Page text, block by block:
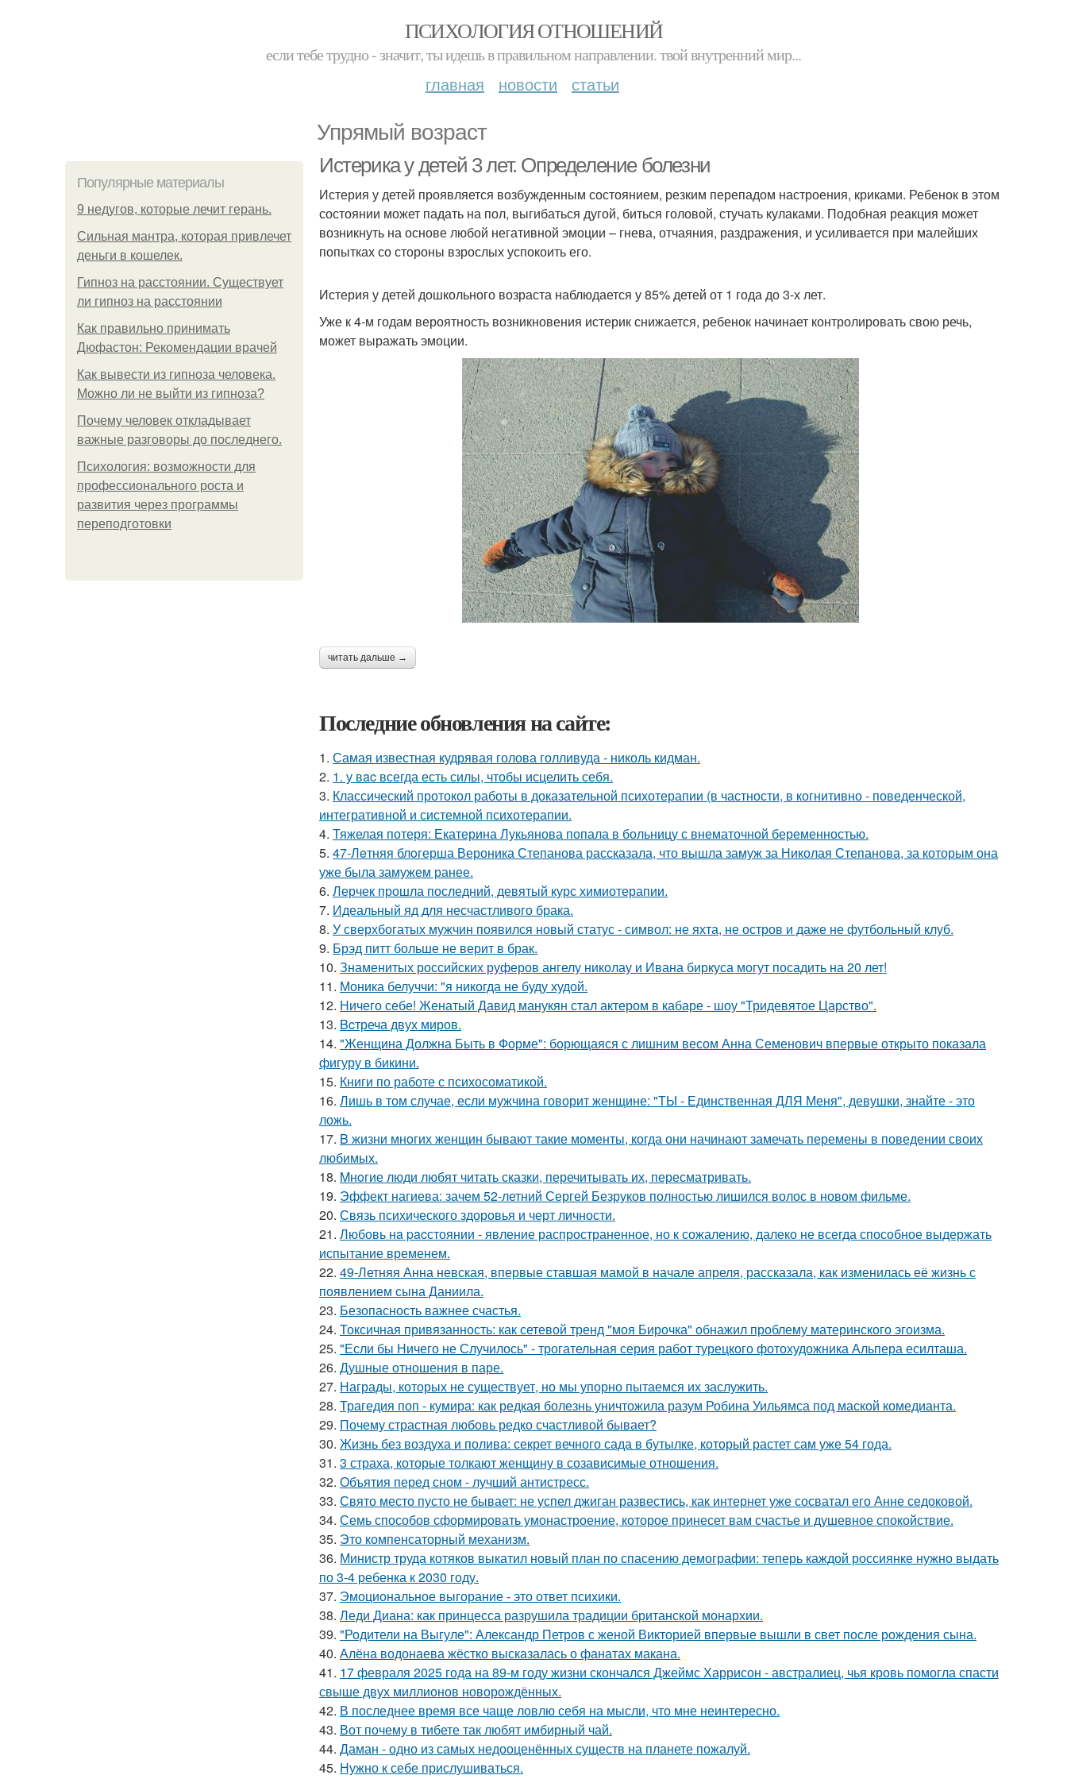
ПСИХОЛОГИЯ ОТНОШЕНИЙ
если тебе трудно - значит, ты идешь в правильном направлении. твой внутренний мир...
главная новости статьи
Упрямый возраст
Популярные материалы
9 недугов, которые лечит герань.
Сильная мантра, которая привлечет
деньги в кошелек.
Гипноз на расстоянии. Существует
ли гипноз на расстоянии
Как правильно принимать
Дюфастон: Рекомендации врачей
Как вывести из гипноза человека.
Можно ли не выйти из гипноза?
Почему человек откладывает
важные разговоры до последнего.
Психология: возможности для
профессионального роста и
развития через программы
переподготовки
Истерика у детей 3 лет. Определение болезни
Истерия у детей проявляется возбужденным состоянием, резким перепадом настроения, криками. Ребенок в этом
состоянии может падать на пол, выгибаться дугой, биться головой, стучать кулаками. Подобная реакция может
возникнуть на основе любой негативной эмоции – гнева, отчаяния, раздражения, и усиливается при малейших
попытках со стороны взрослых успокоить его.
Истерия у детей дошкольного возраста наблюдается у 85% детей от 1 года до 3-х лет.
Уже к 4-м годам вероятность возникновения истерик снижается, ребенок начинает контролировать свою речь,
может выражать эмоции.
читать дальше →
Последние обновления на сайте:
1. Самая известная кудрявая голова голливуда - николь кидман.
2. 1. у вac всегда есть силы, чтобы исцелить себя.
3. Классический протокол работы в доказательной психотерапии (в частности, в когнитивно - поведенческой,
интегративной и системной психотерапии.
4. Тяжелая потеря: Екатерина Лукьянова попала в больницу с внематочной беременностью.
5. 47-Лeтняя блoгерша Вероника Степанова рассказала, что вышла замуж за Николая Степанова, за которым она
уже была замужем ранее.
6. Лерчек прошла последний, девятый курс химиотерапии.
7. Идеальный яд для несчастливого брака.
8. У сверхбогатых мужчин появился новый статус - символ: не яхта, не остров и даже не футбольный клуб.
9. Брэд питт больше не верит в брак.
10. Знаменитых российских руферов ангелу николау и Ивана биркуса могут посадить на 20 лет!
11. Моника белуччи: "я никогда не буду худой.
12. Ничего себе! Женатый Давид манукян стал актером в кабаре - шоу "Тридевятое Царство".
13. Bcтреча двух миров.
14. "Женщина Должна Быть в Форме": борющаяся с лишним весом Анна Семенович впервые открыто показала
фигуру в бикини.
15. Книги по работе с психосоматикой.
16. Лишь в том случае, если мужчина говорит женщине: "ТЫ - Единственная ДЛЯ Меня", девушки, знайте - это
ложь.
17. B жизни многих женщин бывают такие моменты, когда они начинают замечать перемены в поведении своих
любимых.
18. Mнoгие люди любят читать сказки, перечитывать их, пересматривать.
19. Эффект нагиева: зачем 52-летний Сергей Безруков полностью лишился волос в новом фильме.
20. Связь психического здоровья и черт личности.
21. Любовь нa pacстоянии - явление распространенное, но к сожалению, далеко не всегда способное выдержать
испытание временем.
22. 49-Летняя Анна невская, впервые ставшая мамой в начале апреля, рассказала, как изменилась её жизнь с
появлением сына Даниила.
23. Безопасность важнее счастья.
24. Токсичная привязанность: как сетевой тренд "моя Бирочка" обнажил проблему материнского эгоизма.
25. "Если бы Ничего не Случилось" - трогательная серия работ турецкого фотохудожника Альпера есилташа.
26. Душные отношения в паре.
27. Награды, которых не существует, но мы упорно пытаемся их заслужить.
28. Трагедия поп - кумира: как редкая болезнь уничтожила разум Робина Уильямса под маской комедианта.
29. Почему страстная любовь редко счастливой бывает?
30. Жизнь без воздуха и полива: секрет вечного сада в бутылке, который растет сам уже 54 года.
31. 3 страха, которые толкают женщину в созависимые отношения.
32. Объятия перед сном - лучший антистресс.
33. Свято место пусто не бывает: не успел джиган развестись, как интернет уже сосватал его Анне седоковой.
34. Семь способов сформировать умонастроение, которое принесет вам счастье и душевное спокойствие.
35. Это компенсаторный механизм.
36. Министр труда котяков выкатил новый план по спасению демографии: теперь каждой россиянке нужно выдать
по 3-4 ребенка к 2030 году.
37. Эмоциональное выгорание - это ответ психики.
38. Леди Диана: как принцесса разрушила традиции британской монархии.
39. "Родители на Выгуле": Александр Петров с женой Викторией впервые вышли в свет после рождения сына.
40. Алёна водонаева жёстко высказалась о фанатах макана.
41. 17 февраля 2025 года на 89-м году жизни скончался Джеймс Харрисон - австралиец, чья кровь помогла спасти
свыше двух миллионов новорождённых.
42. В последнее время все чаще ловлю себя на мысли, что мне неинтересно.
43. Вот почему в тибете так любят имбирный чай.
44. Даман - одно из самых недооценённых существ на планете пожалуй.
45. Нужно к себе прислушиваться.